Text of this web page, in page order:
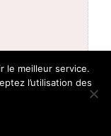
le meilleur service.
l’utilisation des